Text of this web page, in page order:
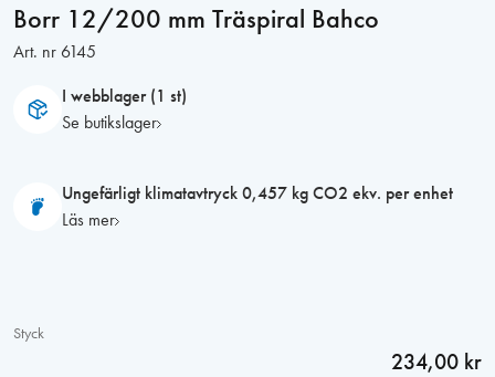
Borr 12/200 mm Träspiral Bahco
Art. nr 6145
I webblager (1 st)
Se butikslager
Ungefärligt klimatavtryck 0,457 kg CO2 ekv. per enhet
Läs mer
Styck
234,00 kr